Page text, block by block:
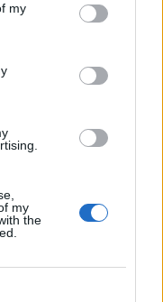
my
my
the
της
Energy
η Ελλάδα
κορυφαίων
3 στη 2η θέση
της
των χωρών
μέγεθος του
επανήλθε στη
την 18 θέση